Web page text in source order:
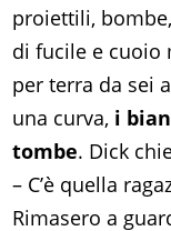
proiettili,
di fucile e cuoio
per terra da sei
una curva, i
tombe. Dick
– C’è quella
Rimasero a